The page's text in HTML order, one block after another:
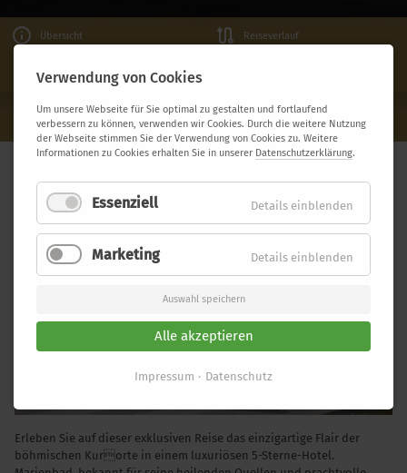
Übersicht Reiseverlauf
Leistungen
Sommer in Marienbad
Erleben Sie auf dieser exklusiven Reise das einzigartige Flair der
böhmischen Kurorte in einem luxuriösen 5-Sterne-Hotel.
Verwendung von Cookies
Um unsere Webseite für Sie optimal zu gestalten und fortlaufend
verbessern zu können, verwenden wir Cookies. Durch die weitere Nutzung
der Webseite stimmen Sie der Verwendung von Cookies zu. Weitere
Informationen zu Cookies erhalten Sie in unserer Datenschutzerklärung.
Essenziell Details einblenden
Marketing Details einblenden
Auswahl speichern
Alle akzeptieren
Impressum Datenschutz